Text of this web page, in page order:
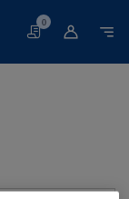
Корзина
0